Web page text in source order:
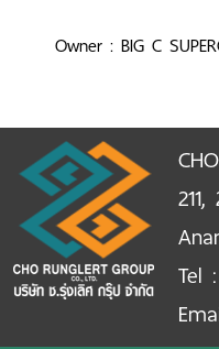
Owner : BIG C
Tel